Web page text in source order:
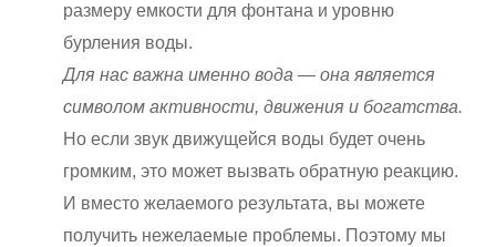
размеру емкости для фонтана и уровню
бурления воды.
Для нас важна именно вода — она является
символом активности, движения и богатства.
Но если звук движущейся воды будет очень
громким, это может вызвать обратную реакцию.
И вместо желаемого результата, вы можете
получить нежелаемые проблемы. Поэтому мы